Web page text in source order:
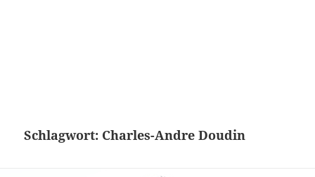
Schlagwort: Charles-Andre Doudin